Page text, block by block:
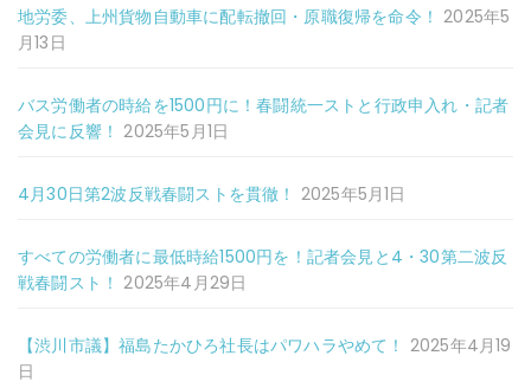
地労委、上州貨物自動車に配転撤回・原職復帰を命令！ 2025年5
月13日
バス労働者の時給を1500円に！春闘統一ストと行政申入れ・記者
会見に反響！ 2025年5月1日
4月30日第2波反戦春闘ストを貫徹！ 2025年5月1日
すべての労働者に最低時給1500円を！記者会見と4・30第二波反
戦春闘スト！ 2025年4月29日
【渋川市議】福島たかひろ社長はパワハラやめて！ 2025年4月19
日